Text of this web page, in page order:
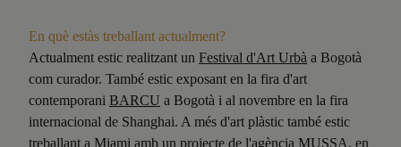
En què estàs treballant actualment?
Actualment estic realitzant un Festival d'Art Urbà a Bogotà
com curador. També estic exposant en la fira d'art
contemporani BARCU a Bogotà i al novembre en la fira
internacional de Shanghai. A més d'art plàstic també estic
treballant a Miami amb un projecte de l'agència MUSSA, en